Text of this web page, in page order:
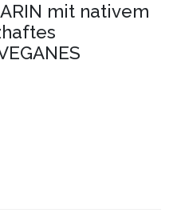
mit nativem